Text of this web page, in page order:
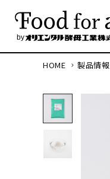
HOME 製品情報